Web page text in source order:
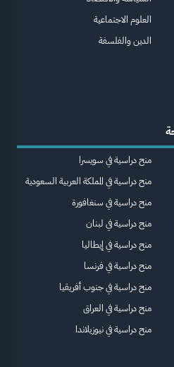
العلوم الاجتماعية
الدين والفلسفة
منح دراسية في سويسرا
منح دراسية في المملكة العربية السعودية
منح دراسية في سنغافورة
منح دراسية في لبنان
منح دراسية في إيطاليا
منح دراسية في فرنسا
منح دراسية في جنوب أفريقيا
منح دراسية في العراق
منح دراسية في نيوزيلاندا